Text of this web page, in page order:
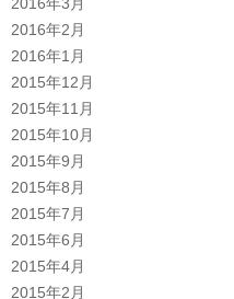
2016年2月
2016年1月
2015年12月
2015年11月
2015年10月
2015年9月
2015年8月
2015年7月
2015年6月
2015年4月
2015年2月